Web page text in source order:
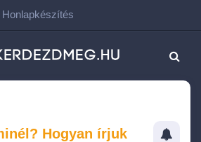
Honlapkészítés
Hogyan írjuk